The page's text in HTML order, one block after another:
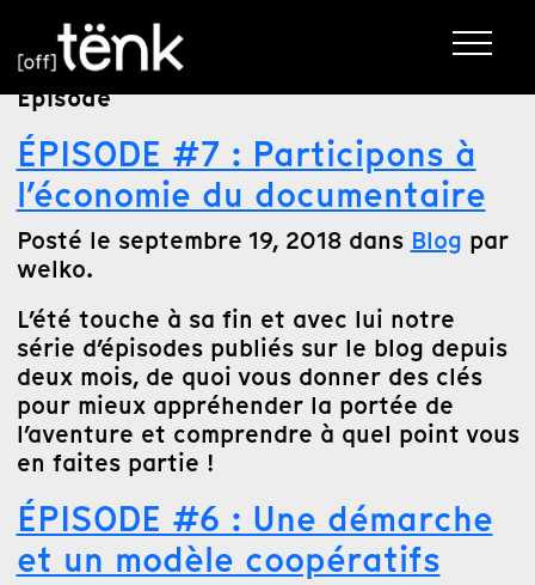
Épisode
ÉPISODE #7 : Participons à
l’économie du documentaire
Posté le septembre 19, 2018 dans Blog par
welko.
L’été touche à sa fin et avec lui notre
série d’épisodes publiés sur le blog depuis
deux mois, de quoi vous donner des clés
pour mieux appréhender la portée de
l’aventure et comprendre à quel point vous
en faites partie !
ÉPISODE #6 : Une démarche
et un modèle coopératifs